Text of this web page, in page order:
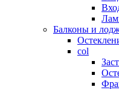
Балконы и
col